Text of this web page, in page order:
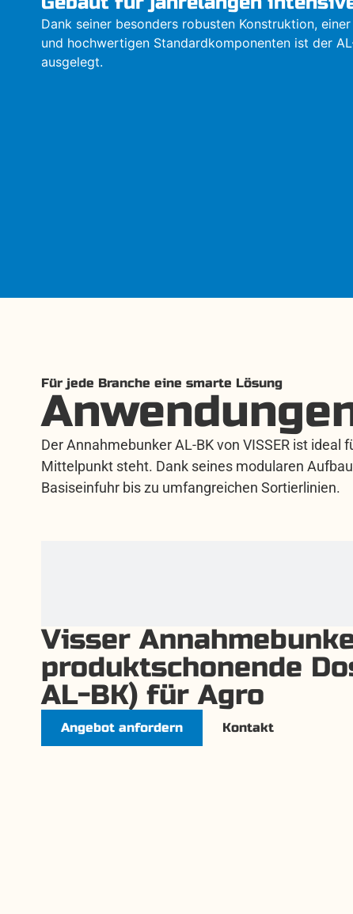
Dank seiner besonders robusten Konstruktion,
und hochwertigen Standardkomponenten ist der
ausgelegt.
Für jede Branche eine smarte Lösung
Der Annahmebunker AL-BK von VISSER ist
Mittelpunkt steht. Dank seines modularen
Basiseinfuhr bis zu umfangreichen Sortierlinien.
Visser
produktschonende
AL-BK) für Agro
Angebot anfordern Kontakt